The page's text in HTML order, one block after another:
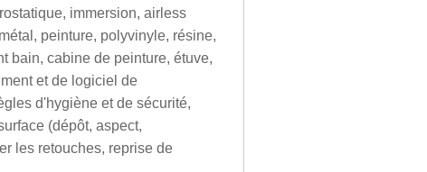
immersion, airless
peinture, polyvinyle, résine,
bain, cabine de peinture, étuve,
et de logiciel de
d'hygiène et de sécurité,
(dépôt, aspect,
les retouches, reprise de